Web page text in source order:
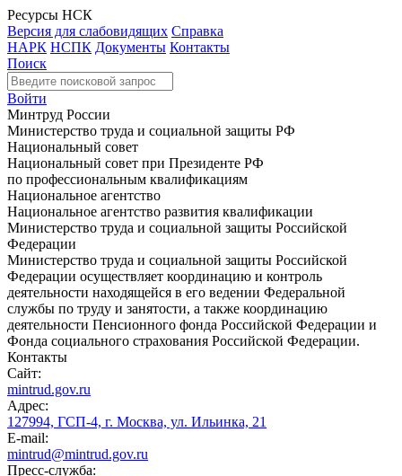
Ресурсы НСК
Версия для слабовидящих Справка
НАРК НСПК Документы Контакты
Поиск
Войти
Минтруд России
Министерство труда и социальной защиты РФ
Национальный совет
Национальный совет при Президенте РФ
по профессиональным квалификациям
Национальное агентство
Национальное агентство развития квалификации
Министерство труда и социальной защиты Российской
Федерации
Министерство труда и социальной защиты Российской
Федерации осуществляет координацию и контроль
деятельности находящейся в его ведении Федеральной
службы по труду и занятости, а также координацию
деятельности Пенсионного фонда Российской Федерации и
Фонда социального страхования Российской Федерации.
Контакты
Сайт:
mintrud.gov.ru
Адрес:
127994, ГСП-4, г. Москва, ул. Ильинка, 21
E-mail:
mintrud@mintrud.gov.ru
Пресс-служба: